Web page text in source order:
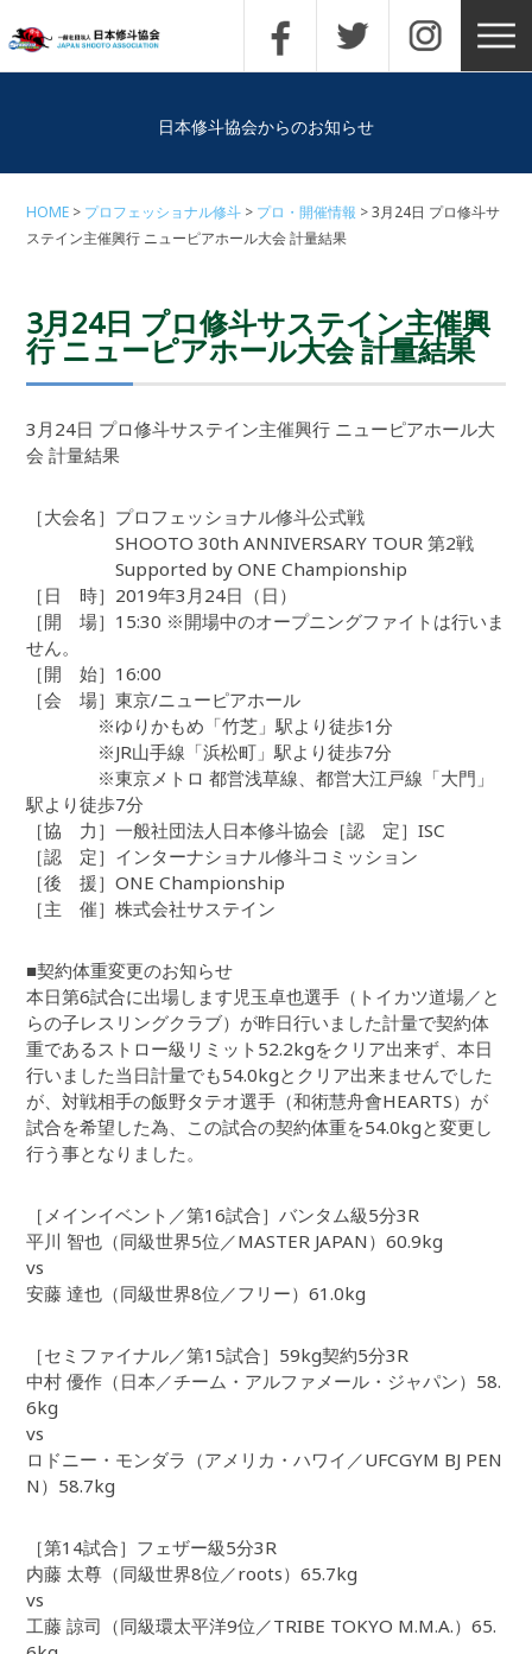
日本修斗協会からのお知らせ
HOME プロフェッショナル修斗 プロ・開催情報
3月24日 プロ修斗サ
ステイン主催興行 ニューピアホール大会 計量結果
3月24日 プロ修斗サステイン主催興
行 ニューピアホール大会 計量結果
3月24日 プロ修斗サステイン主催興行 ニューピアホール大
会 計量結果
［大会名］プロフェッショナル修斗公式戦
SHOOTO 30th ANNIVERSARY TOUR 第2戦
Supported by ONE Championship
［日 時］2019年3月24日（日）
［開 場］15:30 ※開場中のオープニングファイトは行いま
せん。
［開 始］16:00
［会 場］東京/ニューピアホール
※ゆりかもめ「竹芝」駅より徒歩1分
※JR山手線「浜松町」駅より徒歩7分
※東京メトロ 都営浅草線、都営大江戸線「大門」
駅より徒歩7分
［協 力］一般社団法人日本修斗協会［認 定］ISC
［認 定］インターナショナル修斗コミッション
［後 援］ONE Championship
［主 催］株式会社サステイン
■契約体重変更のお知らせ
本日第6試合に出場します児玉卓也選手（トイカツ道場／と
らの子レスリングクラブ）が昨日行いました計量で契約体
重であるストロー級リミット52.2kgをクリア出来ず、本日
行いました当日計量でも54.0kgとクリア出来ませんでした
が、対戦相手の飯野タテオ選手（和術慧舟會HEARTS）が
試合を希望した為、この試合の契約体重を54.0kgと変更し
行う事となりました。
［メインイベント／第16試合］バンタム級5分3R
平川 智也（同級世界5位／MASTER JAPAN）60.9kg
vs
安藤 達也（同級世界8位／フリー）61.0kg
［セミファイナル／第15試合］59kg契約5分3R
中村 優作（日本／チーム・アルファメール・ジャパン）58.
6kg
vs
ロドニー・モンダラ（アメリカ・ハワイ／UFCGYM BJ PEN
N）58.7kg
［第14試合］フェザー級5分3R
内藤 太尊（同級世界8位／roots）65.7kg
vs
工藤 諒司（同級環太平洋9位／TRIBE TOKYO M.M.A.）65.